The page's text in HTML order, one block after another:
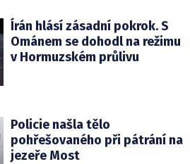
Írán hlásí zásadní pokrok. S
Ománem se dohodl na režimu
v Hormuzském průlivu
Policie našla tělo
pohřešovaného při pátrání na
jezeře Most